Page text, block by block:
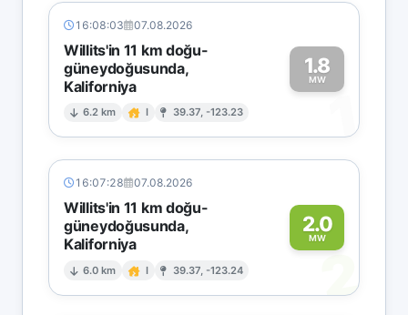
16:08:03 07.08.2026
Willits'in 11 km doğu-
güneydoğusunda,
Kaliforniya
6.2 km I 39.37, -123.23
1.8
MW
1
16:07:28 07.08.2026
Willits'in 11 km doğu-
güneydoğusunda,
Kaliforniya
6.0 km I 39.37, -123.24
2.0
MW
2